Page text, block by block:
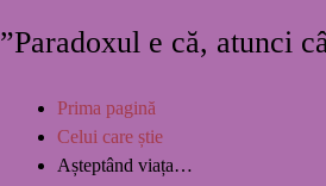
”Paradoxul e că, atunci
Prima pagină
Celui care știe
Așteptând viața…